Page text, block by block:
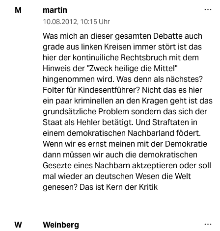
M martin
10.08.2012, 10:15 Uhr
Was mich an dieser gesamten Debatte auch
grade aus linken Kreisen immer stört ist das
hier der kontinuiliche Rechtsbruch mit dem
Hinweis der "Zweck heilige die Mittel"
hingenommen wird. Was denn als nächstes?
Folter für Kindesentführer? Nicht das es hier
ein paar kriminellen an den Kragen geht ist das
grundsätzliche Problem sondern das sich der
Staat als Hehler betätigt. Und Straftaten in
einem demokratischen Nachbarland födert.
Wenn wir es ernst meinen mit der Demokratie
dann müssen wir auch die demokratischen
Gesezte eines Nachbarn aktzeptieren oder soll
mal wieder an deutschen Wesen die Welt
genesen? Das ist Kern der Kritik
W Weinberg